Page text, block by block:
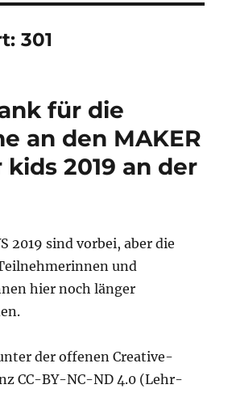
301
für die
an den MAKER
kids 2019 an der
2019 sind vorbei, aber die
und
hier noch länger
der offenen Creative-
CC-BY-NC-ND 4.0 (Lehr-